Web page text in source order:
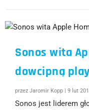
Sonos wita
dowcipną
przezJaromir Kopp |9 lut
Sonos jest liderem